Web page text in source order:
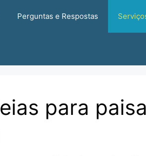
Perguntas e Respostas
para